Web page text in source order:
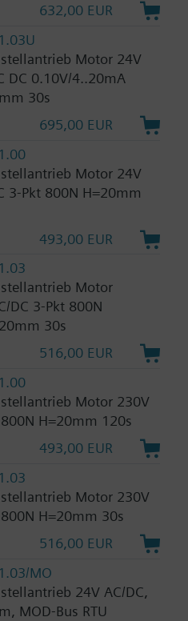
632,00 EUR
Motor 24V
DC 0.10V/4..20mA
30s
695,00 EUR
Motor 24V
3-Pkt 800N H=20mm
493,00 EUR
Motor
DC 3-Pkt 800N
30s
516,00 EUR
Motor 230V
H=20mm 120s
493,00 EUR
Motor 230V
H=20mm 30s
516,00 EUR
MO
24V AC/DC,
MOD-Bus RTU